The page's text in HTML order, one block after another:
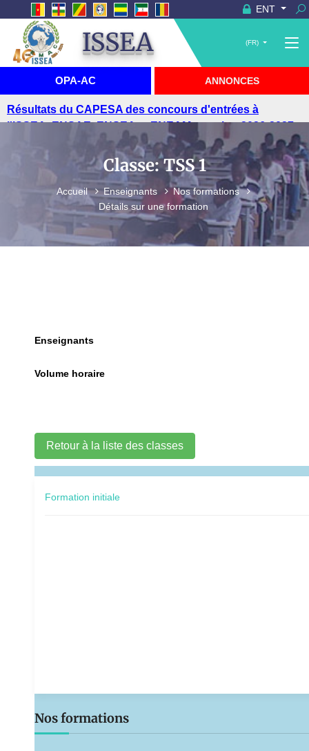
ENT
ISSEA (FR)
OPA-AC ANNONCES
Résultats du CAPESA des concours d'entrées à
l'ISSEA, ENSAE, ENSEA et ENEAM, session 2026-2027
Classe: TSS 1
Accueil Enseignants
Nos formations
Détails sur une formation
Enseignants
Volume horaire
Retour à la liste des classes
Formation initiale
Nos formations